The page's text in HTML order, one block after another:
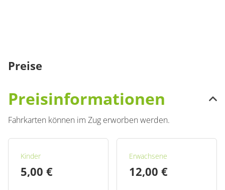
Preise
Preisinformationen
Fahrkarten können im Zug erworben werden.
Kinder
5,00 €
Erwachsene
12,00 €